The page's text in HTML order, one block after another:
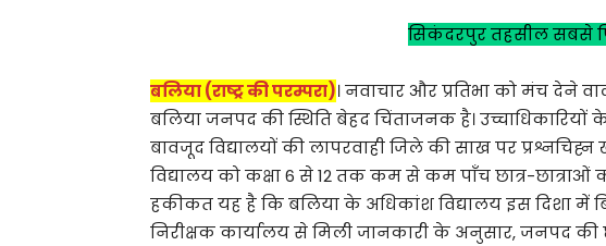
सिकंदरपुर तहसील सबसे
बलिया (राष्ट्र की परम्परा)। नवाचार और प्रतिभा को मंच देने
बलिया जनपद की स्थिति बेहद चिंताजनक है।
बावजूद विद्यालयों की लापरवाही जिले की साख पर
विद्यालय को कक्षा 6 से 12 तक कम से कम पाँच छात्र-
हकीकत यह है कि बलिया के अधिकांश विद्यालय इस दिशा में
निरीक्षक कार्यालय से मिली जानकारी के अनुसार, जनपद